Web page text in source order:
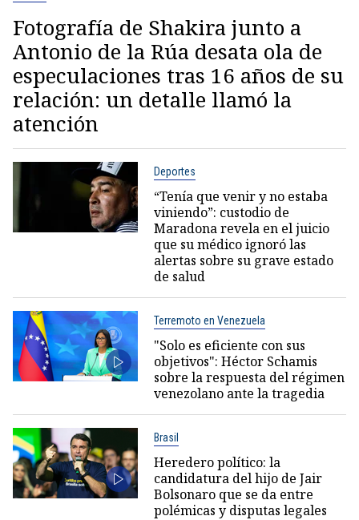
Fotografía de Shakira junto a
Antonio de la Rúa desata ola de
especulaciones tras 16 años de su
relación: un detalle llamó la
atención
Deportes
“Tenía que venir y no estaba
viniendo”: custodio de
Maradona revela en el juicio
que su médico ignoró las
alertas sobre su grave estado
de salud
Terremoto en Venezuela
"Solo es eficiente con sus
objetivos": Héctor Schamis
sobre la respuesta del régimen
venezolano ante la tragedia
Brasil
Heredero político: la
candidatura del hijo de Jair
Bolsonaro que se da entre
polémicas y disputas legales